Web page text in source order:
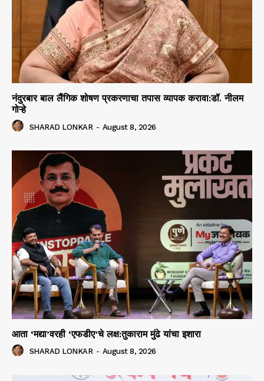
नंदुरबार बाल लैंगिक शोषण प्रकरणाचा तपास व्यापक करावा:डॉ. नीलम
गोऱ्हे
SHARAD LONKAR - August 8, 2026
आता ‘मद्या’वरही ‘एफडीए’चे लक्ष:तुकाराम मुंढे यांचा इशारा
SHARAD LONKAR - August 8, 2026